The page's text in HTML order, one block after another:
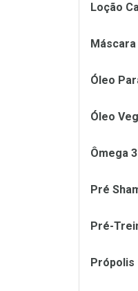
Loção
Óleo
Óleo
Ômega 3
Pré
Pré-
Própolis